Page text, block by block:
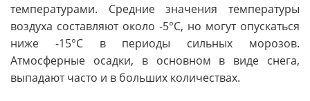
температурами. Средние значения температуры
воздуха составляют около -5°C, но могут опускаться
ниже -15°C в периоды сильных морозов.
Атмосферные осадки, в основном в виде снега,
выпадают часто и в больших количествах.